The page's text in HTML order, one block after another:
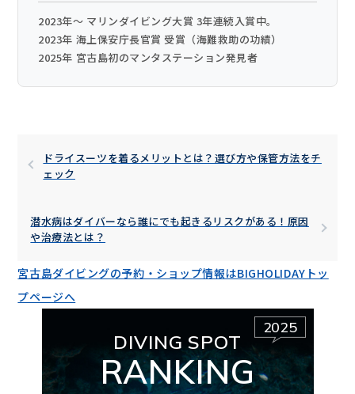
2023年〜 マリンダイビング大賞 3年連続入賞中。
2023年 海上保安庁長官賞 受賞（海難救助の功績）
2025年 宮古島初のマンタステーション発見者
ドライスーツを着るメリットとは？選び方や保管方法をチ
ェック
潜水病はダイバーなら誰にでも起きるリスクがある！原因
や治療法とは？
宮古島ダイビングの予約・ショップ情報はBIGHOLIDAYトッ
プページへ
2025
DIVING SPOT
RANKING